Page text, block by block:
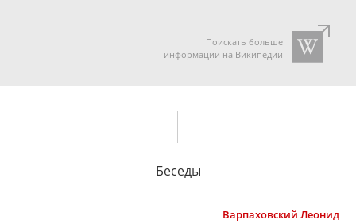
Поискать больше
информации на Википедии
Беседы
Варпаховский Леонид